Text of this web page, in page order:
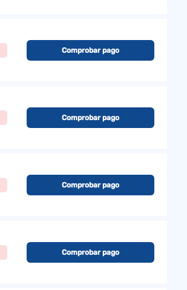
Comprobar pago
Comprobar pago
Comprobar pago
Comprobar pago